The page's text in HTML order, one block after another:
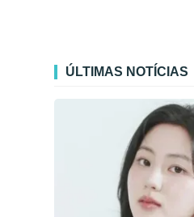
ÚLTIMAS NOTÍCIAS